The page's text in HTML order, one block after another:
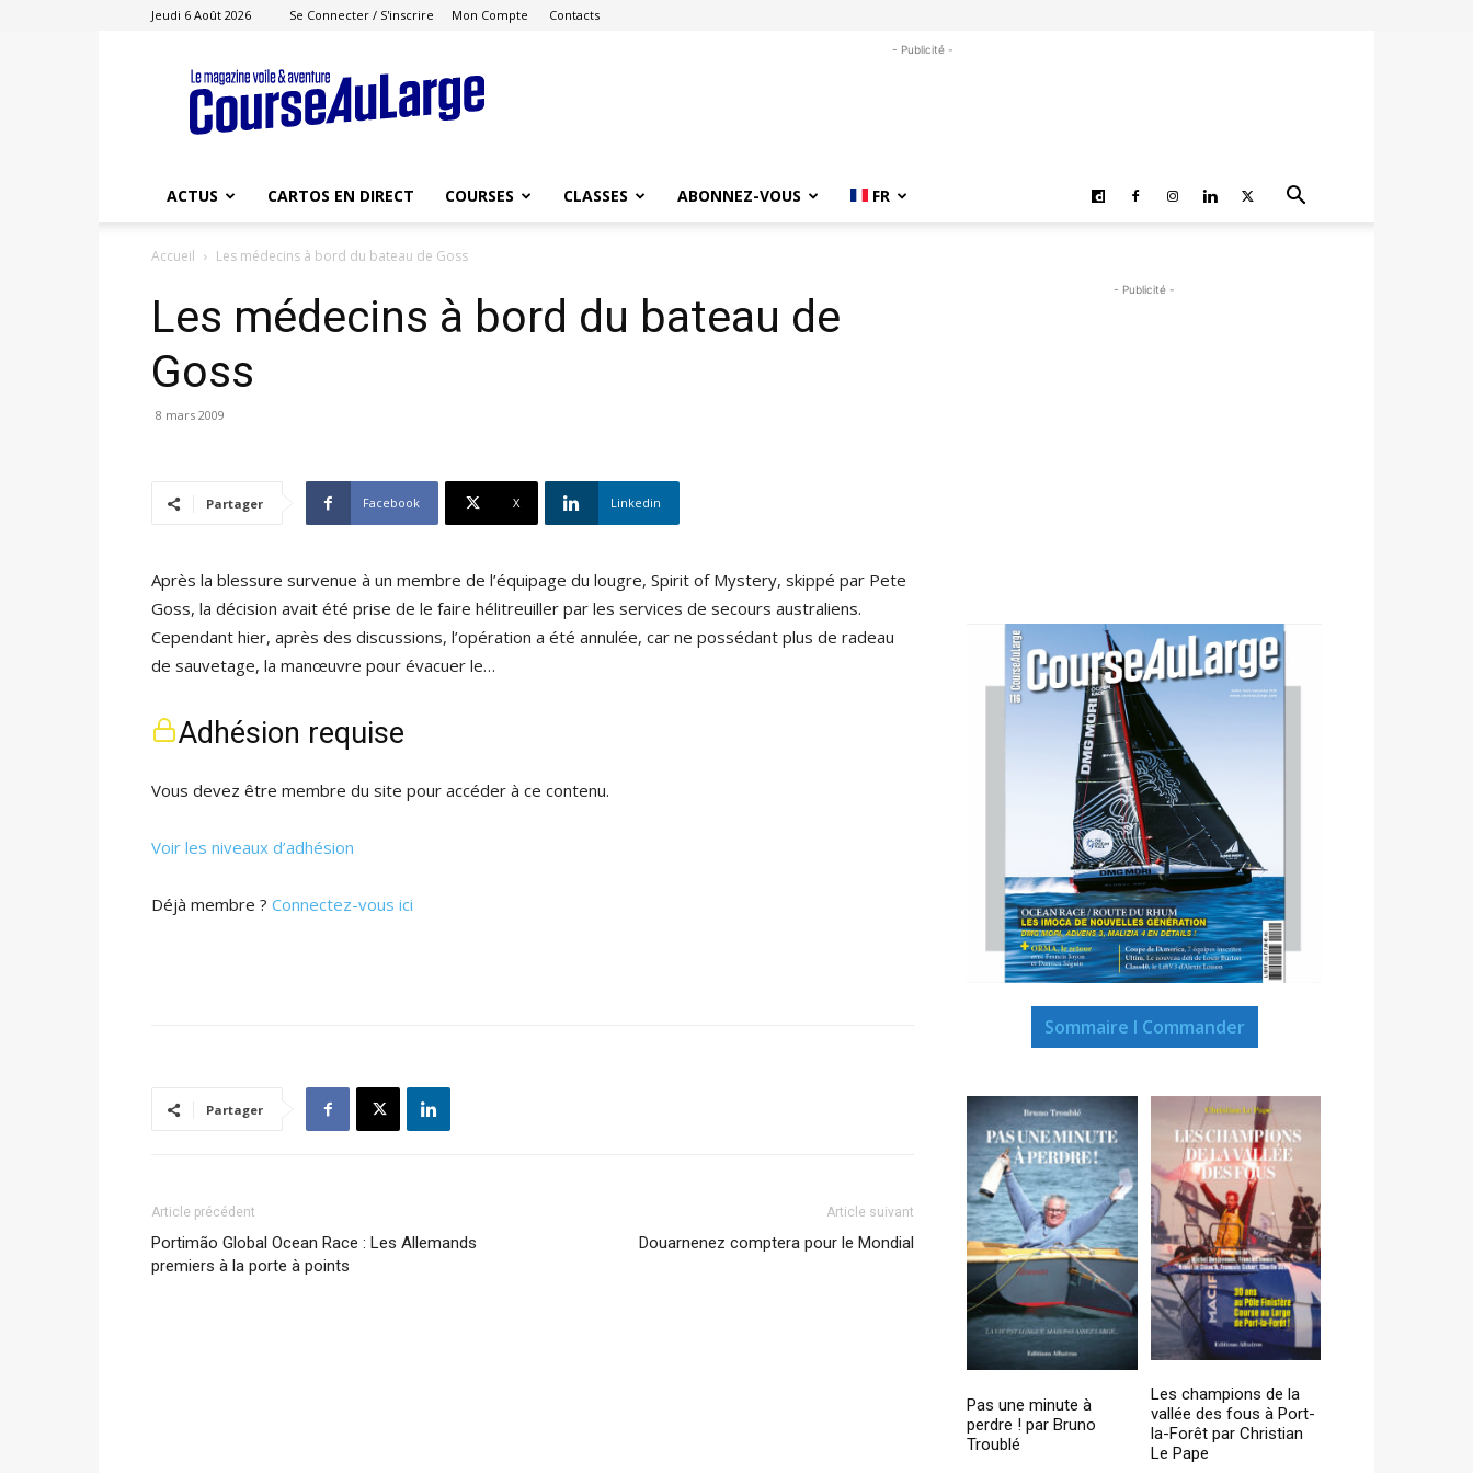
Jeudi 6 Août 2026 Se Connecter / S'inscrire Mon Compte Contacts
Course
au
Large
- Publicité -
ACTUS CARTOS EN DIRECT COURSES CLASSES ABONNEZ-VOUS FR
Accueil Les médecins à bord du bateau de Goss
Les médecins à bord du bateau de
Goss
8 mars 2009
Partager Facebook X Linkedin
Après la blessure survenue à un membre de l’équipage du lougre, Spirit of Mystery, skippé par Pete
Goss, la décision avait été prise de le faire hélitreuiller par les services de secours australiens.
Cependant hier, après des discussions, l’opération a été annulée, car ne possédant plus de radeau
de sauvetage, la manœuvre pour évacuer le…
Adhésion requise
Vous devez être membre du site pour accéder à ce contenu.
Voir les niveaux d’adhésion
Déjà membre ? Connectez-vous ici
Partager
Article précédent
Portimão Global Ocean Race : Les Allemands
premiers à la porte à points
Article suivant
Douarnenez comptera pour le Mondial
- Publicité -
Sommaire I Commander
Pas une minute à
perdre ! par Bruno
Troublé
Les champions de la
vallée des fous à Port-
la-Forêt par Christian
Le Pape